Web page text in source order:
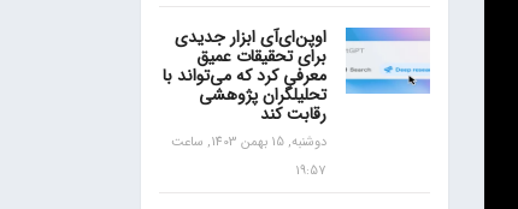
اوپن‌ای‌آی ابزار جدیدی
برای تحقیقات عمیق
معرفی کرد که می‌تواند با
تحلیلگران پژوهشی
رقابت کند
دوشنبه, 15 بهمن 1403, ساعت
19:57